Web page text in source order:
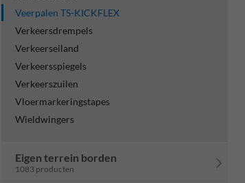
Veerpalen TS-KICKFLEX
Verkeersdrempels
Verkeerseiland
Verkeersspiegels
Verkeerszuilen
Vloermarkeringstapes
Wieldwingers
Eigen terrein borden
1083 producten